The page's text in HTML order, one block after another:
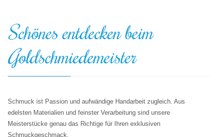
Schönes entdecken beim
Goldschmiedemeister
Schmuck ist Passion und aufwändige Handarbeit zugleich. Aus
edelsten Materialien und feinster Verarbeitung sind unsere
Meisterstücke genau das Richtige für Ihren exklusiven
Schmuckgeschmack.